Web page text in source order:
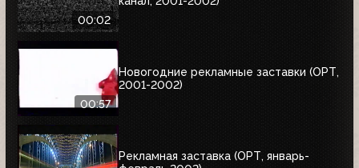
00:02
00:57
Новогодние рекламные заставки (ОРТ,
2001-2002)
Рекламная заставка (ОРТ, январь-